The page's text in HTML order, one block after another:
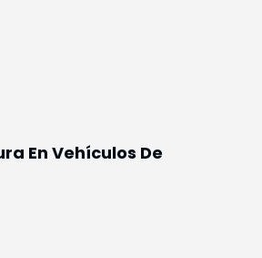
En Vehículos De